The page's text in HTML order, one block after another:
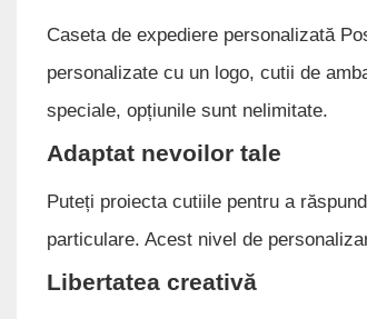
Caseta de expediere personalizată
personalizate cu un logo, cutii de
speciale, opțiunile sunt nelimitate.
Adaptat nevoilor tale
Puteți proiecta cutiile pentru a
particulare. Acest nivel de
Libertatea creativă